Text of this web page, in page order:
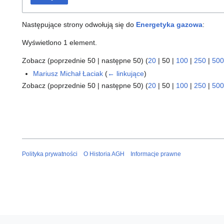
Następujące strony odwołują się do Energetyka gazowa:
Wyświetlono 1 element.
Zobacz (poprzednie 50 | następne 50) (20 | 50 | 100 | 250 | 500
Mariusz Michał Łaciak (← linkujące)
Zobacz (poprzednie 50 | następne 50) (20 | 50 | 100 | 250 | 500
Polityka prywatności O Historia AGH Informacje prawne